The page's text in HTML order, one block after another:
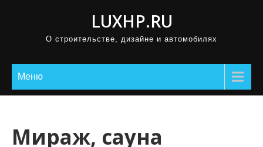
LUXHP.RU
О строительстве, дизайне и автомобилях
Меню
Мираж, сауна